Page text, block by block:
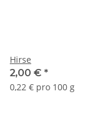
Hirse
2,00 € *
0,22 € pro 100 g